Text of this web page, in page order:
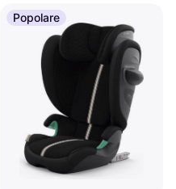
Popolare